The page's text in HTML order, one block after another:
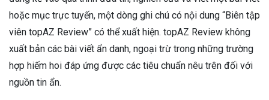
hoặc mục trực tuyến, một dòng ghi chú có nội dung “Biên tập
viên topAZ Review” có thể xuất hiện. topAZ Review không
xuất bản các bài viết ẩn danh, ngoại trừ trong những trường
hợp hiếm hoi đáp ứng được các tiêu chuẩn nêu trên đối với
nguồn tin ẩn.